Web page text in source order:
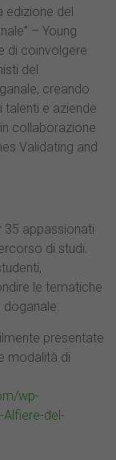
edizione del
– Young
di coinvolgere
del
creando
talenti e aziende
collaborazione
Validating and
35 appassionati
di studi.
le tematiche
presentate
modalità di
wp-
del-